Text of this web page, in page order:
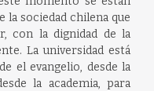
la sociedad chilena que
con la dignidad de la
La universidad está
el evangelio, desde la
la academia, para